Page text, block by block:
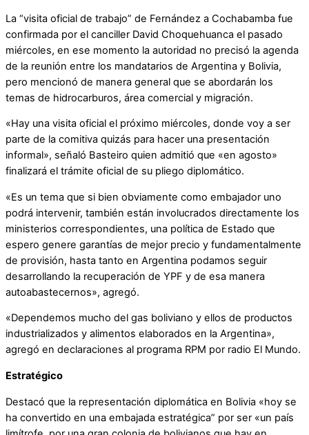
La “visita oficial de trabajo” de Fernández a Cochabamba fue
confirmada por el canciller David Choquehuanca el pasado
miércoles, en ese momento la autoridad no precisó la agenda
de la reunión entre los mandatarios de Argentina y Bolivia,
pero mencionó de manera general que se abordarán los
temas de hidrocarburos, área comercial y migración.
«Hay una visita oficial el próximo miércoles, donde voy a ser
parte de la comitiva quizás para hacer una presentación
informal», señaló Basteiro quien admitió que «en agosto»
finalizará el trámite oficial de su pliego diplomático.
«Es un tema que si bien obviamente como embajador uno
podrá intervenir, también están involucrados directamente los
ministerios correspondientes, una política de Estado que
espero genere garantías de mejor precio y fundamentalmente
de provisión, hasta tanto en Argentina podamos seguir
desarrollando la recuperación de YPF y de esa manera
autoabastecernos», agregó.
«Dependemos mucho del gas boliviano y ellos de productos
industrializados y alimentos elaborados en la Argentina»,
agregó en declaraciones al programa RPM por radio El Mundo.
Estratégico
Destacó que la representación diplomática en Bolivia «hoy se
ha convertido en una embajada estratégica” por ser «un país